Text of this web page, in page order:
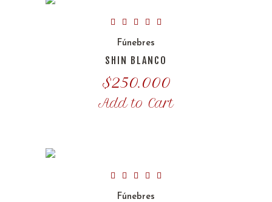
Fúnebres
SHIN BLANCO
$250.000
Add to Cart
Fúnebres